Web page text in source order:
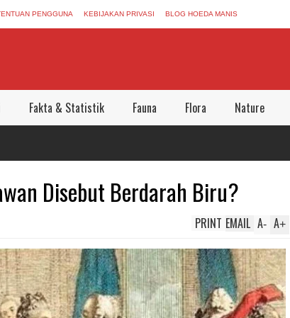
PENGGUNA KEBIJAKAN PRIVASI BLOG HOEDA MANIS
Fakta & Statistik Fauna Flora Nature
Disebut Berdarah Biru?
A+
A-
EMAIL
PRINT